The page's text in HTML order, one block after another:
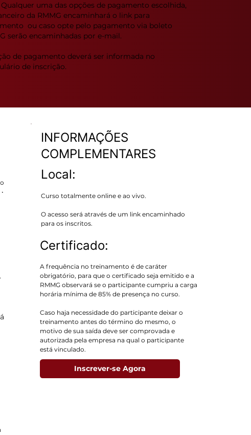
Qualquer uma das opções de pagamento escolhida,
da RMMG encaminhará o link para
ou caso opte pelo pagamento via boleto
serão encaminhadas por e-mail.
de pagamento deverá ser informada no
de inscrição.
INFORMAÇÕES
COMPLEMENTARES
Local:
Curso totalmente online e ao vivo.
O acesso será através de um link encaminhado
para os inscritos.
Certificado:
A frequência no treinamento é de caráter
obrigatório, para que o certificado seja emitido e a
RMMG observará se o participante cumpriu a carga
horária mínima de 85% de presença no curso.
Caso haja necessidade do participante deixar o
treinamento antes do término do mesmo, o
motivo de sua saída deve ser comprovada e
autorizada pela empresa na qual o participante
está vinculado.
Inscrever-se Agora